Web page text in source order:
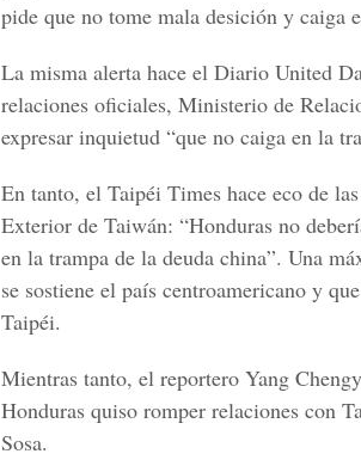
pide que no tome mala desición y caiga
La misma alerta hace el Diario United
relaciones oficiales, Ministerio de
expresar inquietud “que no caiga en la
En tanto, el Taipéi Times hace eco de
Exterior de Taiwán: “Honduras no
en la trampa de la deuda china”. Una
se sostiene el país centroamericano y
Taipéi.
Mientras tanto, el reportero Yang
Honduras quiso romper relaciones con
Sosa.